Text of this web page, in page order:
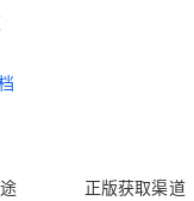
正版获取渠道